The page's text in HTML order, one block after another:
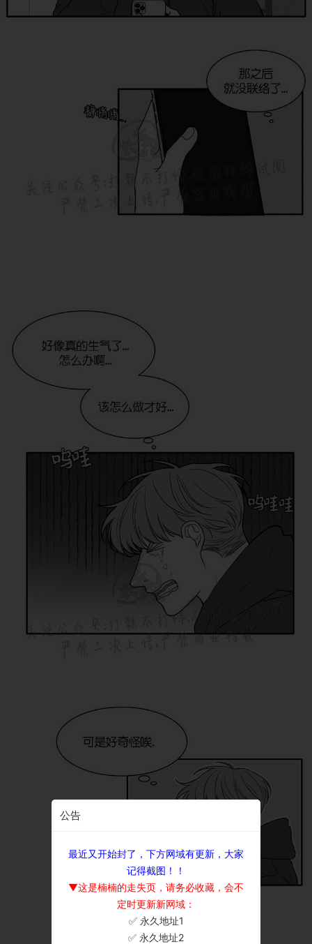
公告
最近又开始封了，下方网域有更新，大家
记得截图！！
▼这是楠楠的走失页，请务必收藏，会不
定时更新新网域：
✅ 永久地址1
✅ 永久地址2